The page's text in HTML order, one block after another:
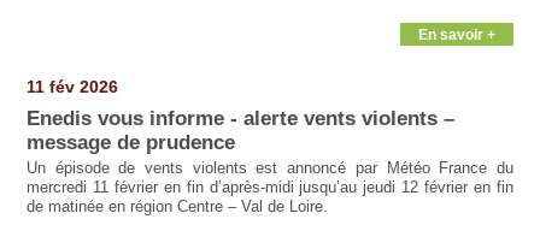
En savoir +
11 fév 2026
Enedis vous informe - alerte vents violents –
message de prudence
Un épisode de vents violents est annoncé par Météo France du
mercredi 11 février en fin d’après-midi jusqu’au jeudi 12 février en fin
de matinée en région Centre – Val de Loire.